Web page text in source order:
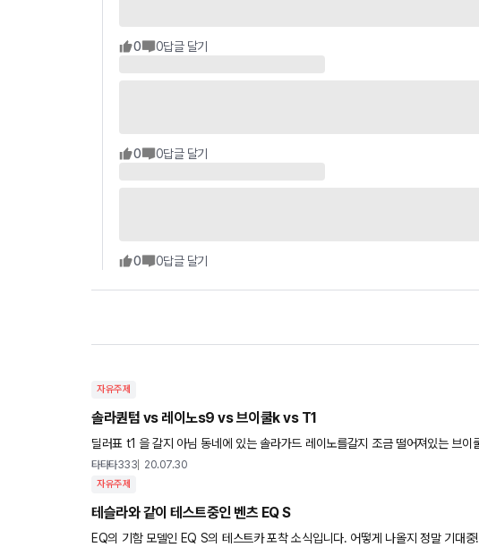
0 0답글 달기
0 0답글 달기
0 0답글 달기
자유주제
솔라퀀텀 vs 레이노s9 vs 브이쿨k vs T1
타타타333 20.07.30
자유주제
테슬라와 같이 테스트중인 벤츠 EQ S
EQ의 기함 모델인 EQ S의 테스트카 포착 소식입니다. 어떻게 나올지 정말 기대중!